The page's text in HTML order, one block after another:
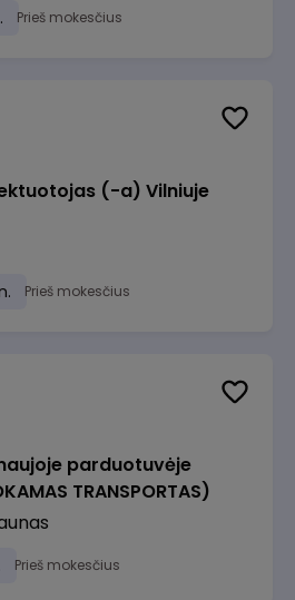
Prieš mokesčius
(-a) Vilniuje
Prieš mokesčius
parduotuvėje
TRANSPORTAS)
Prieš mokesčius